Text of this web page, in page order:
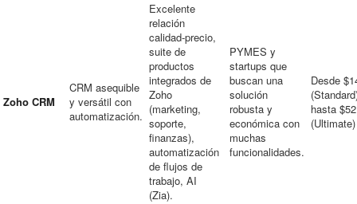
Zoho CRM
CRM asequible
y versátil con
automatización.
Excelente
relación
calidad-precio,
suite de
productos
integrados de
Zoho
(marketing,
soporte,
finanzas),
automatización
de flujos de
trabajo, AI
(Zia).
PYMES y
startups que
buscan una
solución
robusta y
económica con
muchas
funcionalidades.
Desde
hasta $52
(Ultimate)